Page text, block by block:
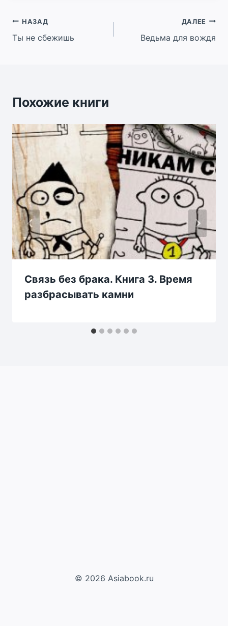
Навигация
по
НАЗАД
Ты не сбежишь
ДАЛЕЕ
Ведьма для вождя
Похожие книги
Связь без брака. Книга 3. Время
разбрасывать камни
© 2026 Asiabook.ru